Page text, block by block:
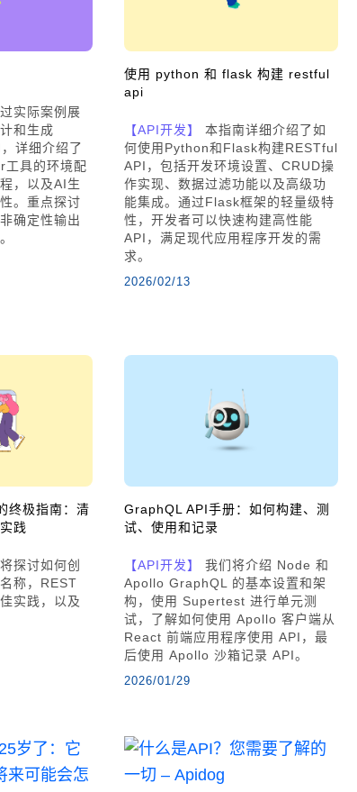
实际案例展
和生成
详细介绍了
具的环境配
，以及AI生
。重点探讨
确定性输出
使用 python 和 flask 构建 restful
api
【API开发】
本指南详细介绍了如
何使用Python和Flask构建RESTful
API，包括开发环境设置、CRUD操
作实现、数据过滤功能以及高级功
能集成。通过Flask框架的轻量级特
性，开发者可以快速构建高性能
API，满足现代应用程序开发的需
求。
2026/02/13
终极指南：清
践
探讨如何创
称，REST
实践，以及
GraphQL API手册：如何构建、测
试、使用和记录
【API开发】
我们将介绍 Node 和
Apollo GraphQL 的基本设置和架
构，使用 Supertest 进行单元测
试，了解如何使用 Apollo 客户端从
React 前端应用程序使用 API，最
后使用 Apollo 沙箱记录 API。
2026/01/29